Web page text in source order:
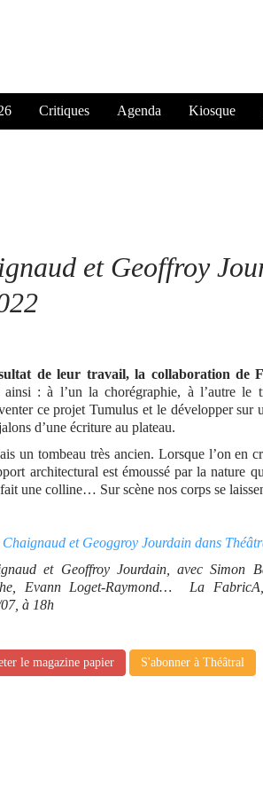
Critiques Agenda Kiosque
et Geoffroy
de leur travail, la collaboration de
ainsi : à l’un la chorégraphie, à l’autre
ce projet Tumulus et le développer sur
d’une écriture au plateau.
un tombeau très ancien. Lorsque l’on en
architectural est émoussé par la nature
une colline… Sur scène nos corps se
et Geoggroy Jourdain dans
et Geoffroy Jourdain, avec Simon
Evann Loget-Raymond… La
à 18h
le magazine papier S'abonner à Théâtral